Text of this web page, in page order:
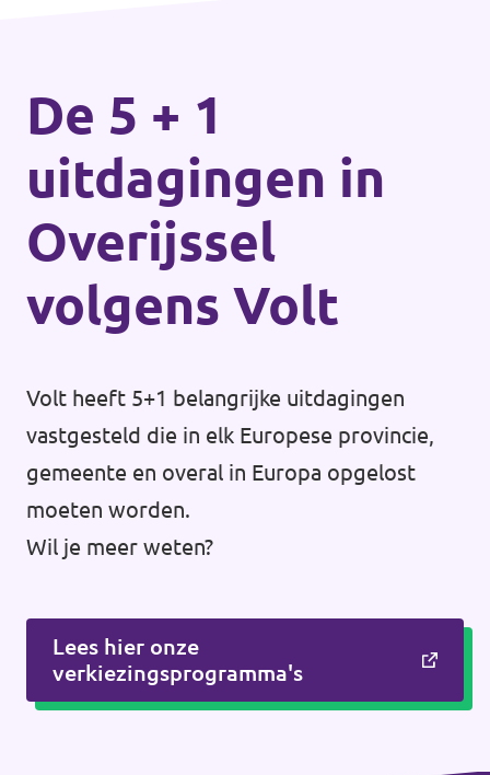
De 5 + 1
uitdagingen in
Overijssel
volgens Volt
Volt heeft 5+1 belangrijke uitdagingen
vastgesteld die in elk Europese provincie,
gemeente en overal in Europa opgelost
moeten worden.
Wil je meer weten?
Lees hier onze
verkiezingsprogramma's